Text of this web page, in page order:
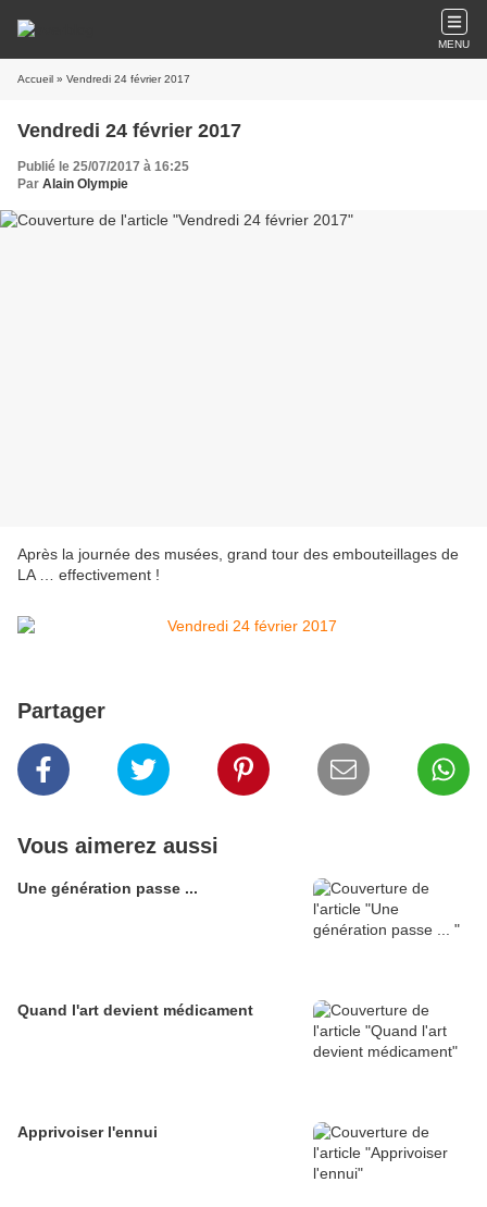
MENU
Accueil » Vendredi 24 février 2017
Vendredi 24 février 2017
Publié le 25/07/2017 à 16:25
Par Alain Olympie
Après la journée des musées, grand tour des embouteillages de
LA … effectivement !
Partager
Vous aimerez aussi
Une génération passe ...
Quand l'art devient médicament
Apprivoiser l'ennui